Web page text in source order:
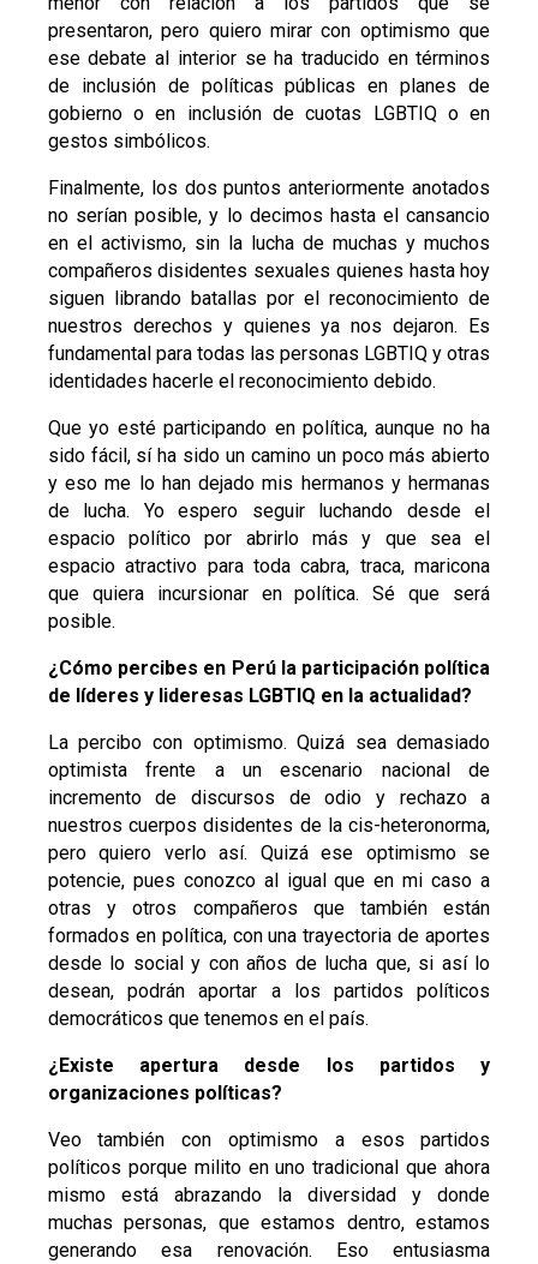
presentaron, pero quiero mirar con optimismo que
ese debate al interior se ha traducido en términos
de inclusión de políticas públicas en planes de
gobierno o en inclusión de cuotas LGBTIQ o en
gestos simbólicos.
Finalmente, los dos puntos anteriormente anotados
no serían posible, y lo decimos hasta el cansancio
en el activismo, sin la lucha de muchas y muchos
compañeros disidentes sexuales quienes hasta hoy
siguen librando batallas por el reconocimiento de
nuestros derechos y quienes ya nos dejaron. Es
fundamental para todas las personas LGBTIQ y otras
identidades hacerle el reconocimiento debido.
Que yo esté participando en política, aunque no ha
sido fácil, sí ha sido un camino un poco más abierto
y eso me lo han dejado mis hermanos y hermanas
de lucha. Yo espero seguir luchando desde el
espacio político por abrirlo más y que sea el
espacio atractivo para toda cabra, traca, maricona
que quiera incursionar en política. Sé que será
posible.
¿Cómo percibes en Perú la participación política
de líderes y lideresas LGBTIQ en la actualidad?
La percibo con optimismo. Quizá sea demasiado
optimista frente a un escenario nacional de
incremento de discursos de odio y rechazo a
nuestros cuerpos disidentes de la cis-heteronorma,
pero quiero verlo así. Quizá ese optimismo se
potencie, pues conozco al igual que en mi caso a
otras y otros compañeros que también están
formados en política, con una trayectoria de aportes
desde lo social y con años de lucha que, si así lo
desean, podrán aportar a los partidos políticos
democráticos que tenemos en el país.
¿Existe apertura desde los partidos y
organizaciones políticas?
Veo también con optimismo a esos partidos
políticos porque milito en uno tradicional que ahora
mismo está abrazando la diversidad y donde
muchas personas, que estamos dentro, estamos
generando esa renovación. Eso entusiasma